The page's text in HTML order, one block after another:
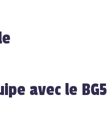
avec le BG5